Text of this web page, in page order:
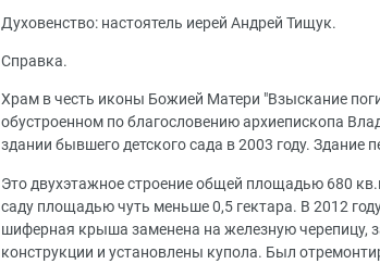
Духовенство: настоятель иерей Андрей Тищук.
Справка.
Храм в честь иконы Божией Матери "Взыскание
обустроенном по благословению архиепископа
здании бывшего детского сада в 2003 году. Здание
Это двухэтажное строение общей площадью 680
саду площадью чуть меньше 0,5 гектара. В 2012
шиферная крыша заменена на железную черепицу,
конструкции и установлены купола. Был